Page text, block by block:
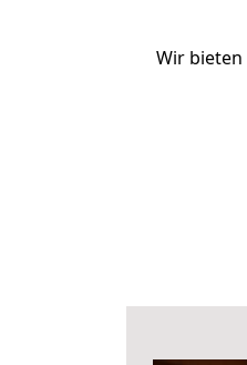
Wir bieten